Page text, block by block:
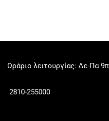
Ωράριο λειτουργίας: Δε-Πα
2810-255000